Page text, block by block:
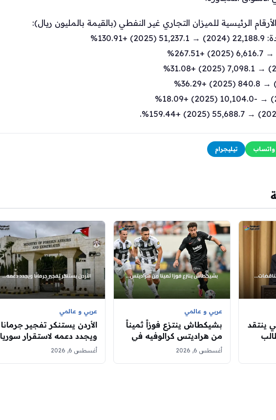
الرئيسية للميزان التجاري غير النفطي (بالقيمة بالمليون ريال):
واتساب تيليجرام
ينتقد
عربي و عالمي
بشيكطاش ينتزع فوزاً ثميناً
من هراديتس كرالوفيه في
ذهاب تمهيدي الدوري
أغسطس 6, 2026
عربي و عالمي
الأردن يستنكر تفجير جرمانا
ويجدد دعمه لاستقرار سوريا
أغسطس 6, 2026